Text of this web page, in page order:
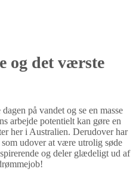
og det værste
på vandet og se en masse
arbejde potentielt kan gøre en
her i Australien. Derudover har
udover at være utrolig søde
og deler glædeligt ud af